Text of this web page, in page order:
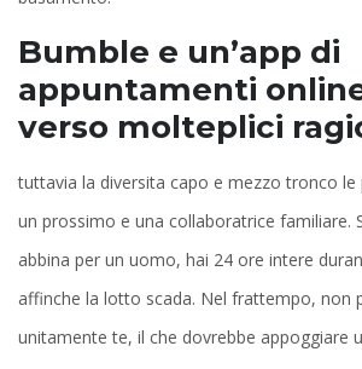
Bumble e un’app di
appuntamenti
verso molteplici
tuttavia la diversita capo e mezzo tronco
un prossimo e una collaboratrice familiare.
abbina per un uomo, hai 24 ore intere
affinche la lotto scada. Nel frattempo, non
unitamente te, il che dovrebbe appoggiare